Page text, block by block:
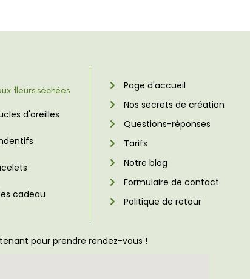
fleurs séchées
d'oreilles
cadeau
Page d'accueil
Nos secrets de création
Questions-réponses
Tarifs
Notre blog
Formulaire de contact
Politique de retour
pour prendre rendez-vous !